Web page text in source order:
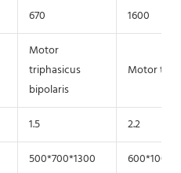
670 1600
Motor
triphasicus
bipolaris
Motor
1.5
2.2
500*700*1300